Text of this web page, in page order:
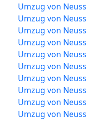
Umzug von
Umzug von
Umzug von
Umzug von
Umzug von
Umzug von
Umzug von
Umzug von
Umzug von
Umzug von